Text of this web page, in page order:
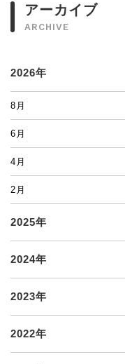
アーカイブ
ARCHIVE
2026年
8月
6月
4月
2月
2025年
2024年
2023年
2022年